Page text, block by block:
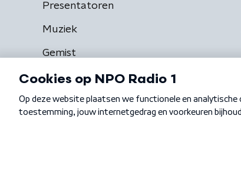
Presentatoren
Muziek
Gemist
Algemene voorwaarden Privacybeleid